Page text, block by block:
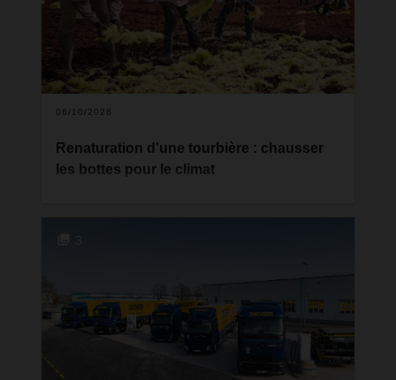
véhicules du même modèle suivront d'ici mi-2027.
Basés sur le centre logistique de Karlsruhe, ils
opéreront principalement sur des liaisons longue
distance, où ils pourront démontrer leurs atouts en
matière d'autonomie et de flexibilité.
06/10/2026
Renaturation d'une tourbière : chausser
les bottes pour le climat
DACHSER lance un projet de protection du climat
durable.